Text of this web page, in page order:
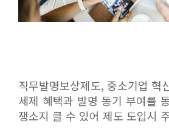
직무발명보상제도, 중소기업 혁
세제 혜택과 발명 동기 부여를
쟁소지 클 수 있어 제도 도입시